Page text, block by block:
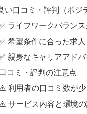
い口コミ・評判（ポジ
ライフワークバラン
希望条件に合った求
親身なキャリアアドバ
コミ・評判の注意点
⚠️ 利用者の口コミ数が少
⚠️ サービス内容と環境